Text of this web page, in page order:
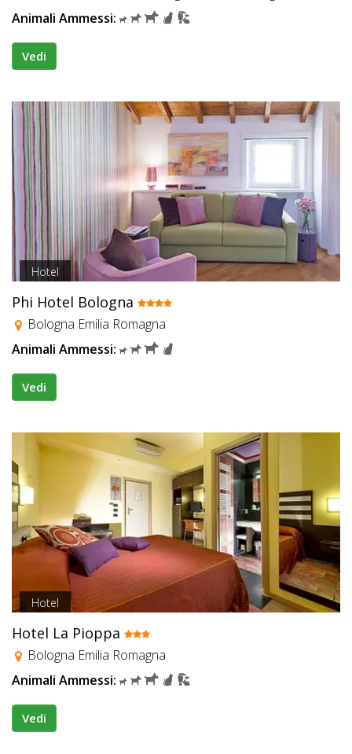
Animali Ammessi:
Vedi
Hotel
Phi Hotel Bologna
Bologna Emilia Romagna
Animali Ammessi:
Vedi
Hotel
Hotel La Pioppa
Bologna Emilia Romagna
Animali Ammessi:
Vedi